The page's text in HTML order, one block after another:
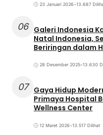
23 Januari 2026•13.687
06 Galeri Indonesia
Natal Indonesia,
Beriringan dalam
28 Desember 2025•13.630
07
Gaya Hidup
Primaya Hospital
Wellness Center
12 Maret 2026•13.517 Dilihat